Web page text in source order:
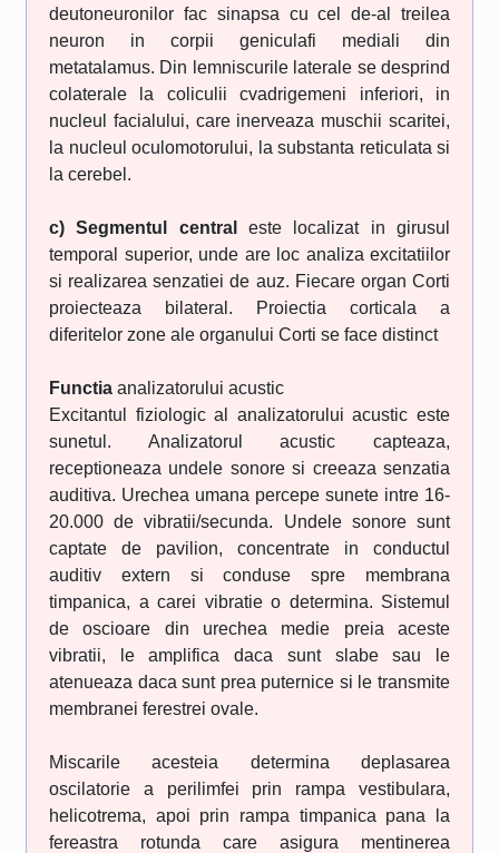
deutoneuronilor fac sinapsa cu cel de-al treilea
neuron in corpii geniculafi mediali din
metatalamus. Din lemniscurile laterale se desprind
colaterale la coliculii cvadrigemeni inferiori, in
nucleul facialului, care inerveaza muschii scaritei,
la nucleul oculomotorului, la substanta reticulata si
la cerebel.
c) Segmentul central
este localizat in girusul
temporal superior, unde are loc analiza excitatiilor
si realizarea senzatiei de auz. Fiecare organ Corti
proiecteaza bilateral. Proiectia corticala a
diferitelor zone ale organului Corti se face distinct
Functia analizatorului acustic
Excitantul fiziologic al analizatorului acustic este
sunetul. Analizatorul acustic capteaza,
receptioneaza undele sonore si creeaza senzatia
auditiva. Urechea umana percepe sunete intre 16-
20.000 de vibratii/secunda. Undele sonore sunt
captate de pavilion, concentrate in conductul
auditiv extern si conduse spre membrana
timpanica, a carei vibratie o determina. Sistemul
de oscioare din urechea medie preia aceste
vibratii, le amplifica daca sunt slabe sau le
atenueaza daca sunt prea puternice si le transmite
membranei ferestrei ovale.
Miscarile acesteia determina deplasarea
oscilatorie a perilimfei prin rampa vestibulara,
helicotrema, apoi prin rampa timpanica pana la
fereastra rotunda care asigura mentinerea